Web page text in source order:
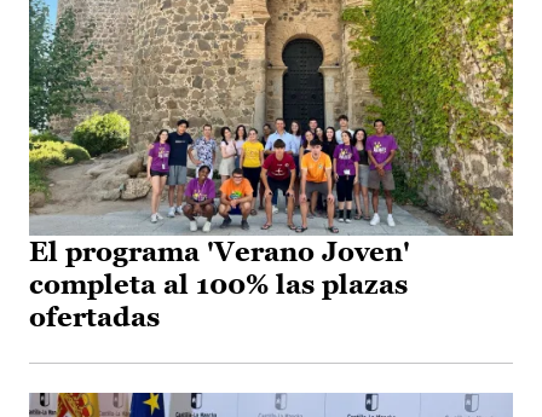
El programa 'Verano Joven'
completa al 100% las plazas
ofertadas